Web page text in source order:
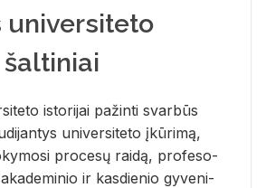
universiteto
is­to­ri­jai pa­žin­ti svar­būs
uni­ver­si­te­to įkū­ri­mą,
pro­ce­sų rai­dą, pro­fe­so­
ir kas­die­nio gy­ve­ni­